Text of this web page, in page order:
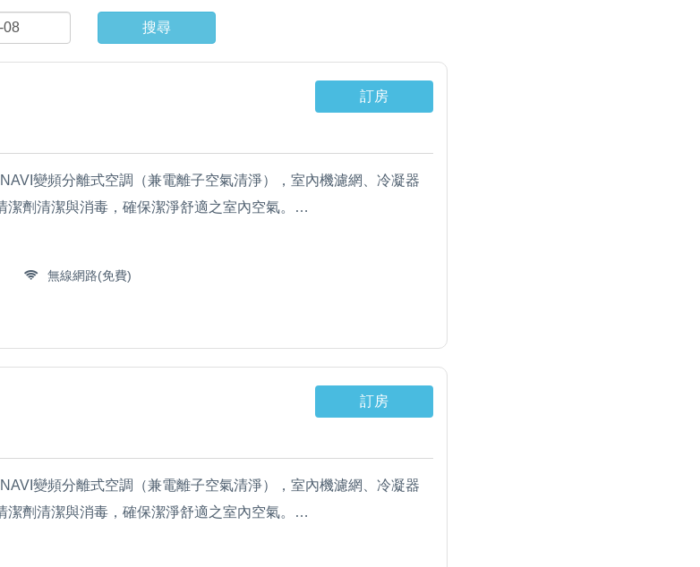
搜尋
訂房
變頻分離式空調（兼電離子空氣清淨），室內機濾網、冷凝器
潔劑清潔與消毒，確保潔淨舒適之室內空氣。
液晶電視、乾濕分離衛浴、吹風機、靜音小冰箱、RO水溫熱開飲
高速上網，大廳配備55吋LED液晶電視、冰溫熱飲水機。
套、被套由專業洗衣公司清洗，並全面採用輕柔舒適天絲棉被、獨
無線網路(免費)
訂房
變頻分離式空調（兼電離子空氣清淨），室內機濾網、冷凝器
潔劑清潔與消毒，確保潔淨舒適之室內空氣。
液晶電視、乾濕分離衛浴、吹風機、靜音小冰箱、RO水溫熱開飲